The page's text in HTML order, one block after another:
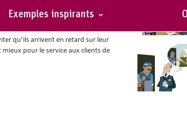
Exemples inspirantsRetour
de 15 km »dans votre
qu’ils arrivent en retard sur leur
mieux pour le service aux clients de